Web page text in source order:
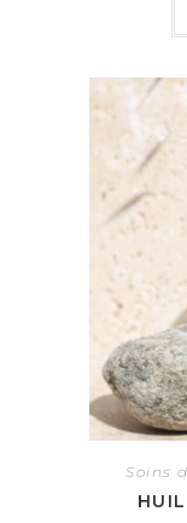
Soins